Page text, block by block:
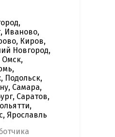
Иваново,
Киров,
Новгород,
Омск,
Подольск,
Самара,
Саратов,
Ярославль